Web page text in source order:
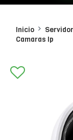
Inicio
Camaras Ip